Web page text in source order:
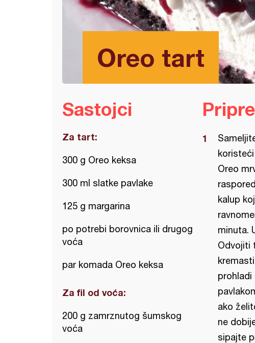
Oreo tart
Sastojci
Za tart:
300 g Oreo keksa
300 ml slatke pavlake
125 g margarina
po potrebi borovnica ili drugog
voća
par komada Oreo keksa
Za fil od voća:
200 g zamrznutog šumskog
voća
Oreo
kalup
minuta.
Odvojiti
prohladi
ako
ne
sipajte